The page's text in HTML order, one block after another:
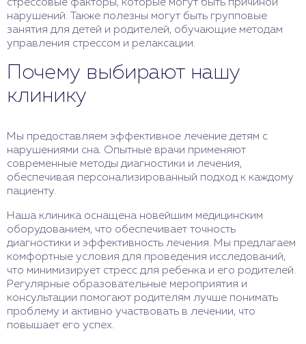
стрессовые факторы, которые могут быть причиной
нарушений. Также полезны могут быть групповые
занятия для детей и родителей, обучающие методам
управления стрессом и релаксации.
Почему выбирают нашу
клинику
Мы предоставляем эффективное лечение детям с
нарушениями сна. Опытные врачи применяют
современные методы диагностики и лечения,
обеспечивая персонализированный подход к каждому
пациенту.
Наша клиника оснащена новейшим медицинским
оборудованием, что обеспечивает точность
диагностики и эффективность лечения. Мы предлагаем
комфортные условия для проведения исследований,
что минимизирует стресс для ребенка и его родителей.
Регулярные образовательные мероприятия и
консультации помогают родителям лучше понимать
проблему и активно участвовать в лечении, что
повышает его успех.